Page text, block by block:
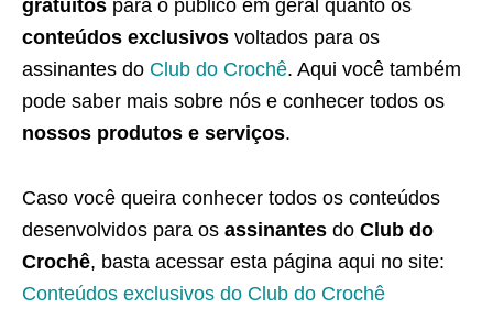
gratuitos para o público em geral quanto os
conteúdos exclusivos voltados para os
assinantes do Club do Crochê. Aqui você também
pode saber mais sobre nós e conhecer todos os
nossos produtos e serviços.
Caso você queira conhecer todos os conteúdos
desenvolvidos para os assinantes do Club do
Crochê, basta acessar esta página aqui no site:
Conteúdos exclusivos do Club do Crochê